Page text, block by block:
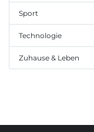
Sport
Technologie
Zuhause & Leben